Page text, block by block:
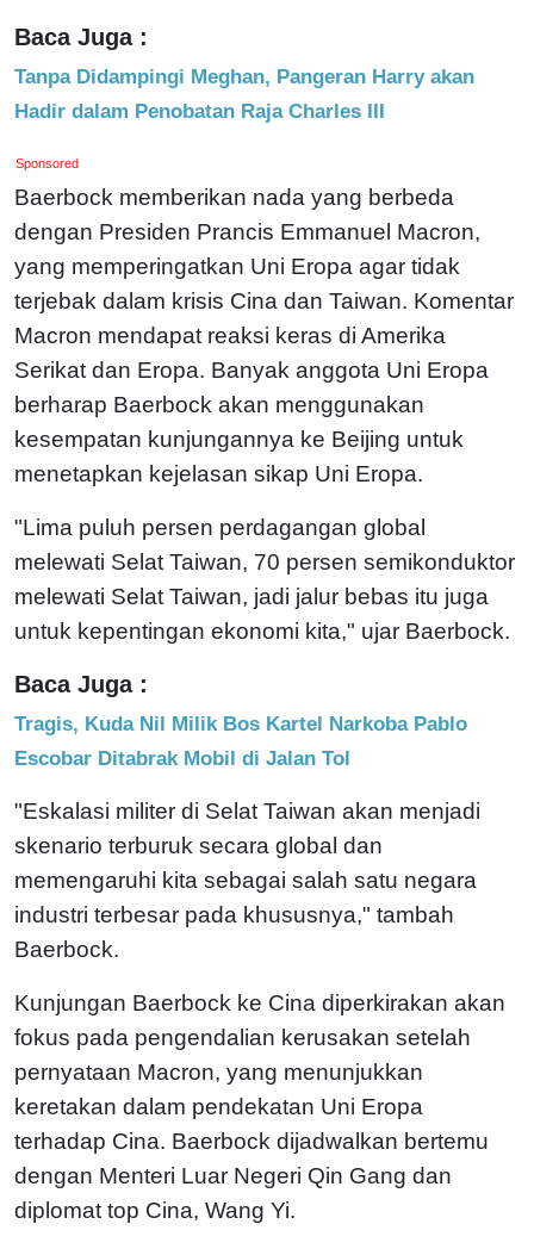
Baca Juga :
Tanpa Didampingi Meghan, Pangeran Harry akan
Hadir dalam Penobatan Raja Charles III
Sponsored
Baerbock memberikan nada yang berbeda
dengan Presiden Prancis Emmanuel Macron,
yang memperingatkan Uni Eropa agar tidak
terjebak dalam krisis Cina dan Taiwan. Komentar
Macron mendapat reaksi keras di Amerika
Serikat dan Eropa. Banyak anggota Uni Eropa
berharap Baerbock akan menggunakan
kesempatan kunjungannya ke Beijing untuk
menetapkan kejelasan sikap Uni Eropa.
"Lima puluh persen perdagangan global
melewati Selat Taiwan, 70 persen semikonduktor
melewati Selat Taiwan, jadi jalur bebas itu juga
untuk kepentingan ekonomi kita," ujar Baerbock.
Baca Juga :
Tragis, Kuda Nil Milik Bos Kartel Narkoba Pablo
Escobar Ditabrak Mobil di Jalan Tol
"Eskalasi militer di Selat Taiwan akan menjadi
skenario terburuk secara global dan
memengaruhi kita sebagai salah satu negara
industri terbesar pada khususnya," tambah
Baerbock.
Kunjungan Baerbock ke Cina diperkirakan akan
fokus pada pengendalian kerusakan setelah
pernyataan Macron, yang menunjukkan
keretakan dalam pendekatan Uni Eropa
terhadap Cina. Baerbock dijadwalkan bertemu
dengan Menteri Luar Negeri Qin Gang dan
diplomat top Cina, Wang Yi.